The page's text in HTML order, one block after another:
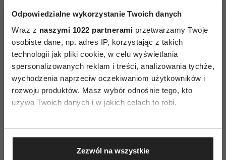
Odpowiedzialne wykorzystanie Twoich danych
Wraz z naszymi 1022 partnerami przetwarzamy Twoje
osobiste dane, np. adres IP, korzystając z takich
technologii jak pliki cookie, w celu wyświetlania
spersonalizowanych reklam i treści, analizowania tychże,
wychodzenia naprzeciw oczekiwaniom użytkowników i
rozwoju produktów. Masz wybór odnośnie tego, kto
używa Twoich danych i w jakich celach to robi.
Jeśli wyrazisz na to zgodę, chcielibyśmy również:
Gromadzić dane dotyczące Twojej lokalizacji
geograficznej z dokładnością nawet do kilku metrów
Zezwól na wszystkie
dieta: mało żywności przetworzonej, duża ilość
owoców i warzyw oraz pełnowartościowego
białka połączona z odpowiednim nawadnianiem,
unikaniem alkoholu i napojów z dużą ilością
kofeiny. Równie ważne jest wysypianie się oraz
odpoczynek i regeneracja po ćwiczeniach. –
który pozwoli zniwelować napięciamięśniowo-
. Jeżeli mamy taką możliwość,